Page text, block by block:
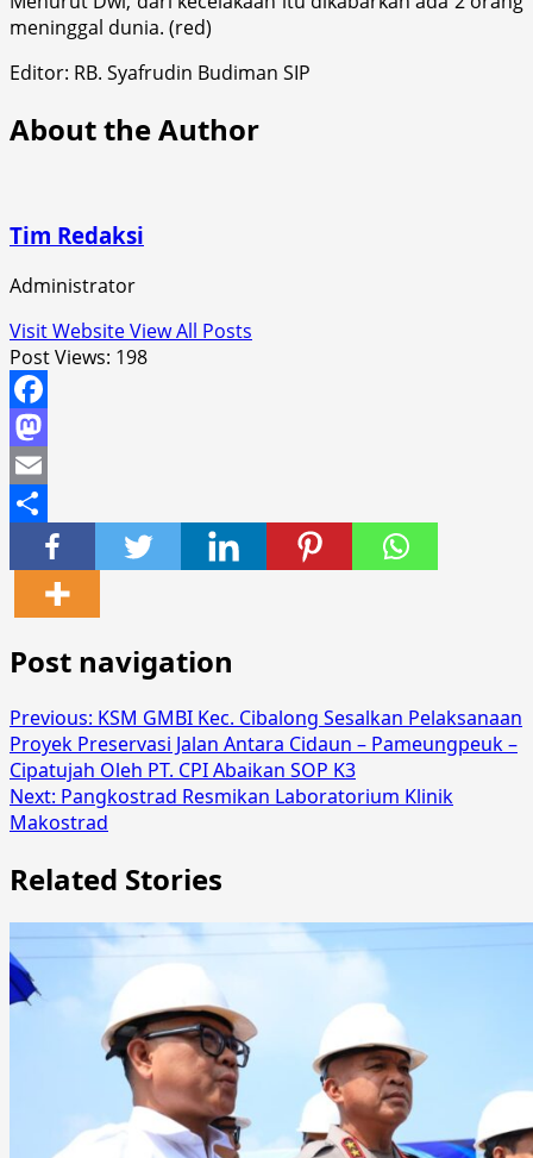
meninggal dunia. (red)
Editor: RB. Syafrudin Budiman SIP
About the Author
Tim Redaksi
Administrator
Visit WebsiteView All Posts
Post Views: 198
Facebook
Mastodon
Email
Share
Post navigation
Previous: KSM GMBI Kec. Cibalong Sesalkan Pelaksanaan
Proyek Preservasi Jalan Antara Cidaun – Pameungpeuk –
Cipatujah Oleh PT. CPI Abaikan SOP K3
Next: Pangkostrad Resmikan Laboratorium Klinik
Makostrad
Related Stories